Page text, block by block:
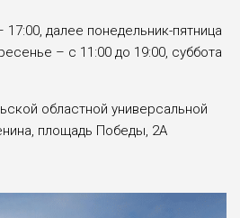
17:00, далее понедельник-пятница
– с 11:00 до 19:00, суббота
областной универсальной
площадь Победы, 2А